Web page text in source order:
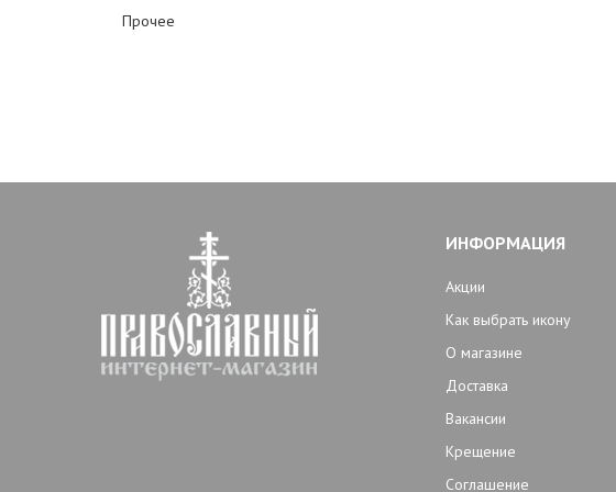
Прочее
ИНФОРМАЦИЯ
Акции
Как выбрать икону
О магазине
Доставка
Вакансии
Крещение
Соглашение